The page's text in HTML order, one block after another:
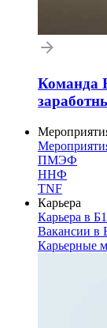
Команда
ПМЭФ
ННФ
TNF
Карьера
Карьера в Б1
Вакансии в
Карьерные